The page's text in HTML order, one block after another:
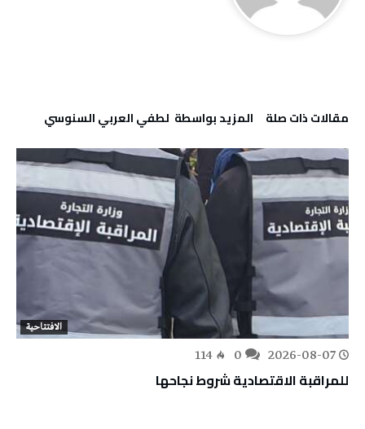
‫مقالات ذات صلة‬ ‫‫المزيد بواسطة‬ ‬ لطفي العربي السنوسي
الافتتاحية
2026-08-07
114
للمراقبة الاقتصادية شروط نجاحها